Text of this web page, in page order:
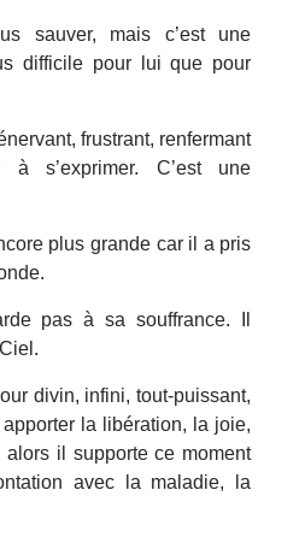
sauver, mais c’est une
difficile pour lui que pour
frustrant, renfermant
s’exprimer. C’est une
plus grande car il a pris
pas à sa souffrance. Il
divin, infini, tout-puissant,
la libération, la joie,
il supporte ce moment
avec la maladie, la